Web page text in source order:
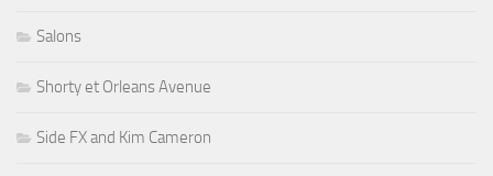
Salons
Shorty et Orleans Avenue
Side FX and Kim Cameron